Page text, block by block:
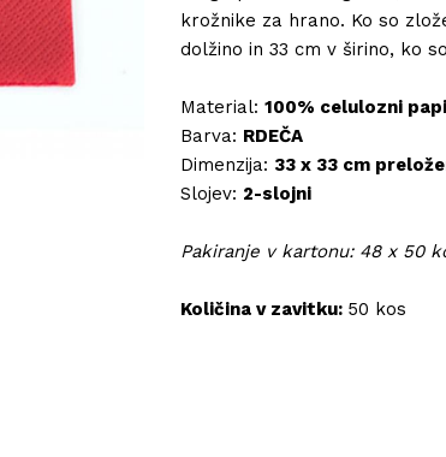
krožnike za hrano. Ko so
dolžino in 33 cm v širino, ko
Material: 100% celulozni
Barva: RDEČA
Dimenzija: 33 x 33 cm
Slojev: 2-slojni
Pakiranje v kartonu: 48 x 50
Količina v zavitku: 50 kos